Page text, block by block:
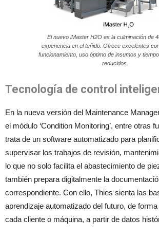
El nuevo iMaster H2O es la culminación de
experiencia en el teñido. Ofrece excelentes
funcionamiento, uso óptimo de insumos y
reducidos.
Tecnología de control
En la nueva versión del Maintenance
el módulo ‘Condition Monitoring’, entre otras
trata de un software automatizado para
supervisar los trabajos de revisión,
lo que no solo facilita el abastecimiento de
también prepara digitalmente la
correspondiente. Con ello, Thies sienta las
aprendizaje automatizado del futuro, de
cada cliente o máquina, a partir de datos